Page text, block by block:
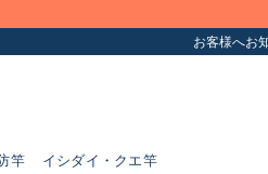
竿 イシダイ・クエ竿